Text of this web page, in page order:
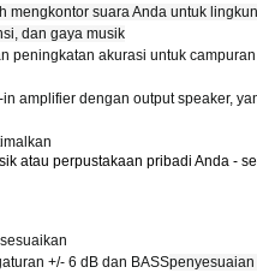
mengkontor suara Anda untuk
dan gaya musik
peningkatan akurasi untuk
amplifier dengan output speaker,
atau perpustakaan pribadi Anda -
+/- 6 dB dan BASSpenyesuaian